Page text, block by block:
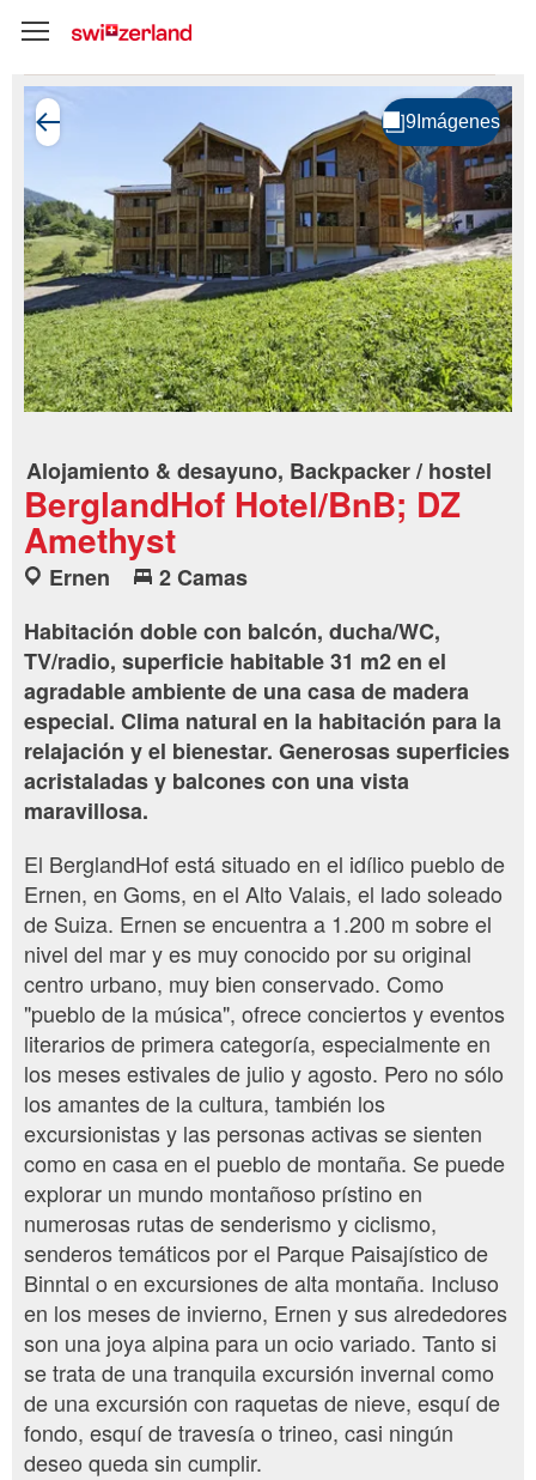
Alojamiento & desayuno, Backpacker / hostel
BerglandHof Hotel/BnB; DZ
Amethyst
Ernen
2 Camas
Habitación doble con balcón, ducha/WC,
TV/radio, superficie habitable 31 m2 en el
agradable ambiente de una casa de madera
especial. Clima natural en la habitación para la
relajación y el bienestar. Generosas superficies
acristaladas y balcones con una vista
maravillosa.
El BerglandHof está situado en el idílico pueblo de
Ernen, en Goms, en el Alto Valais, el lado soleado
de Suiza. Ernen se encuentra a 1.200 m sobre el
nivel del mar y es muy conocido por su original
centro urbano, muy bien conservado. Como
"pueblo de la música", ofrece conciertos y eventos
literarios de primera categoría, especialmente en
los meses estivales de julio y agosto. Pero no sólo
los amantes de la cultura, también los
excursionistas y las personas activas se sienten
como en casa en el pueblo de montaña. Se puede
explorar un mundo montañoso prístino en
numerosas rutas de senderismo y ciclismo,
senderos temáticos por el Parque Paisajístico de
Binntal o en excursiones de alta montaña. Incluso
en los meses de invierno, Ernen y sus alrededores
son una joya alpina para un ocio variado. Tanto si
se trata de una tranquila excursión invernal como
de una excursión con raquetas de nieve, esquí de
fondo, esquí de travesía o trineo, casi ningún
deseo queda sin cumplir.